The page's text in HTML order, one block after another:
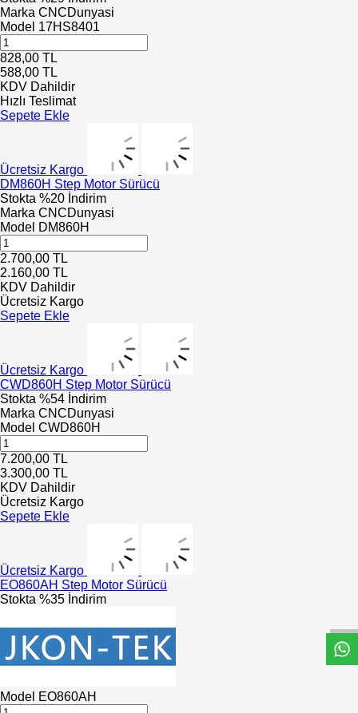
Marka CNCDunyasi
Model 17HS8401
828,00 TL
588,00 TL
KDV Dahildir
Hızlı Teslimat
Sepete Ekle
Ücretsiz Kargo
DM860H Step Motor Sürücü
Stokta %20 İndirim
Marka CNCDunyasi
Model DM860H
2.700,00 TL
2.160,00 TL
KDV Dahildir
Ücretsiz Kargo
Sepete Ekle
Ücretsiz Kargo
CWD860H Step Motor Sürücü
Stokta %54 İndirim
Marka CNCDunyasi
Model CWD860H
7.200,00 TL
3.300,00 TL
KDV Dahildir
Ücretsiz Kargo
Sepete Ekle
Ücretsiz Kargo
EO860AH Step Motor Sürücü
Stokta %35 İndirim
Model EO860AH